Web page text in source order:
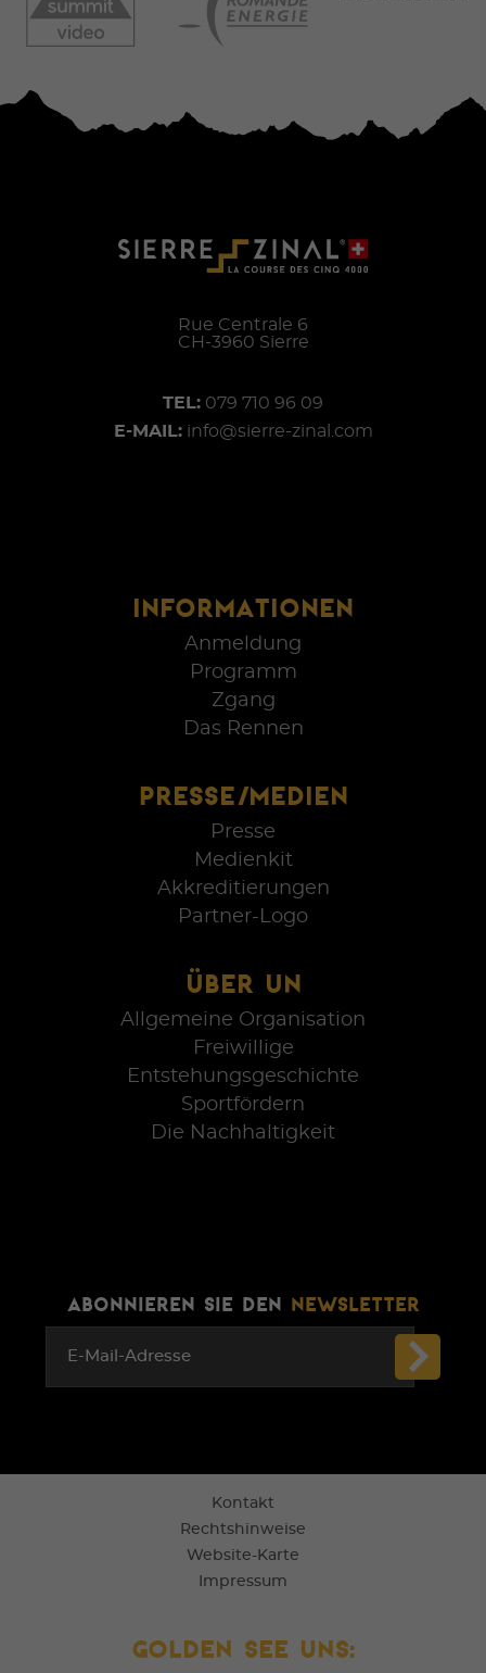
INFORMATIONEN
Anmeldung
Programm
Zgang
Das Rennen
PRESSE/MEDIEN
Presse
Medienkit
Akkreditierungen
Partner-Logo
ÜBER UN
Allgemeine Organisation
Freiwillige
Entstehungsgeschichte
Sportfördern
Die Nachhaltigkeit
Rue Centrale 6
CH-3960 Sierre
TEL: 079 710 96 09
E-MAIL: info@sierre-zinal.com
ABONNIEREN SIE DEN NEWSLETTER
E-Mail-Adresse
Kontakt
Rechtshinweise
Website-Karte
Impressum
Golden See uns: